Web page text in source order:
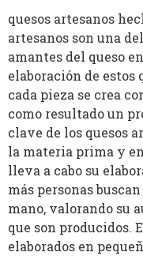
quesos artesanos
artesanos son una
amantes del queso
elaboración de estos
cada pieza se crea
como resultado un
clave de los quesos
la materia prima y
lleva a cabo su
más personas
mano, valorando su
que son producidos.
elaborados en